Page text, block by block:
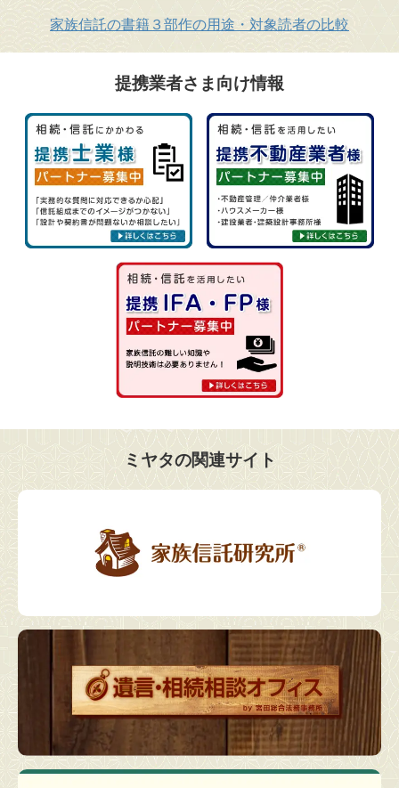
家族信託の書籍３部作の用途・対象読者の比較
提携業者さま向け情報
ミヤタの関連サイト